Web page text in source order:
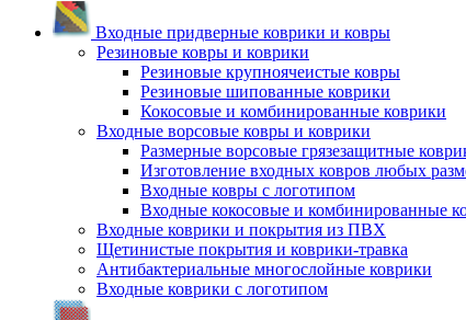
Входные придверные коврики и ковры
Резиновые ковры и коврики
Резиновые крупноячеистые ковры
Резиновые шипованные коврики
Кокосовые и комбинированные коврики
Входные ворсовые ковры и коврики
Размерные ворсовые грязезащитные
Изготовление входных ковров любых
Входные ковры с логотипом
Входные кокосовые и комбинированные
Входные коврики и покрытия из ПВХ
Щетинистые покрытия и коврики-травка
Антибактериальные многослойные коврики
Входные коврики с логотипом